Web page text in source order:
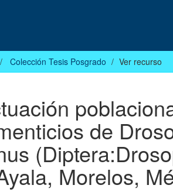
Colección Tesis Posgrado Ver recurso
de
Morelos,